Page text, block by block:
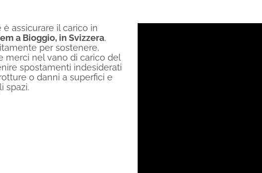
assicurare il carico in
a Bioggio, in Svizzera,
per sostenere,
merci nel vano di carico del
spostamenti indesiderati
o danni a superfici e
spazi.